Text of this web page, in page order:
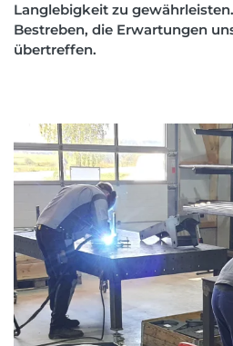
Langlebigkeit zu
Bestreben, die Erwartungen
übertreffen.